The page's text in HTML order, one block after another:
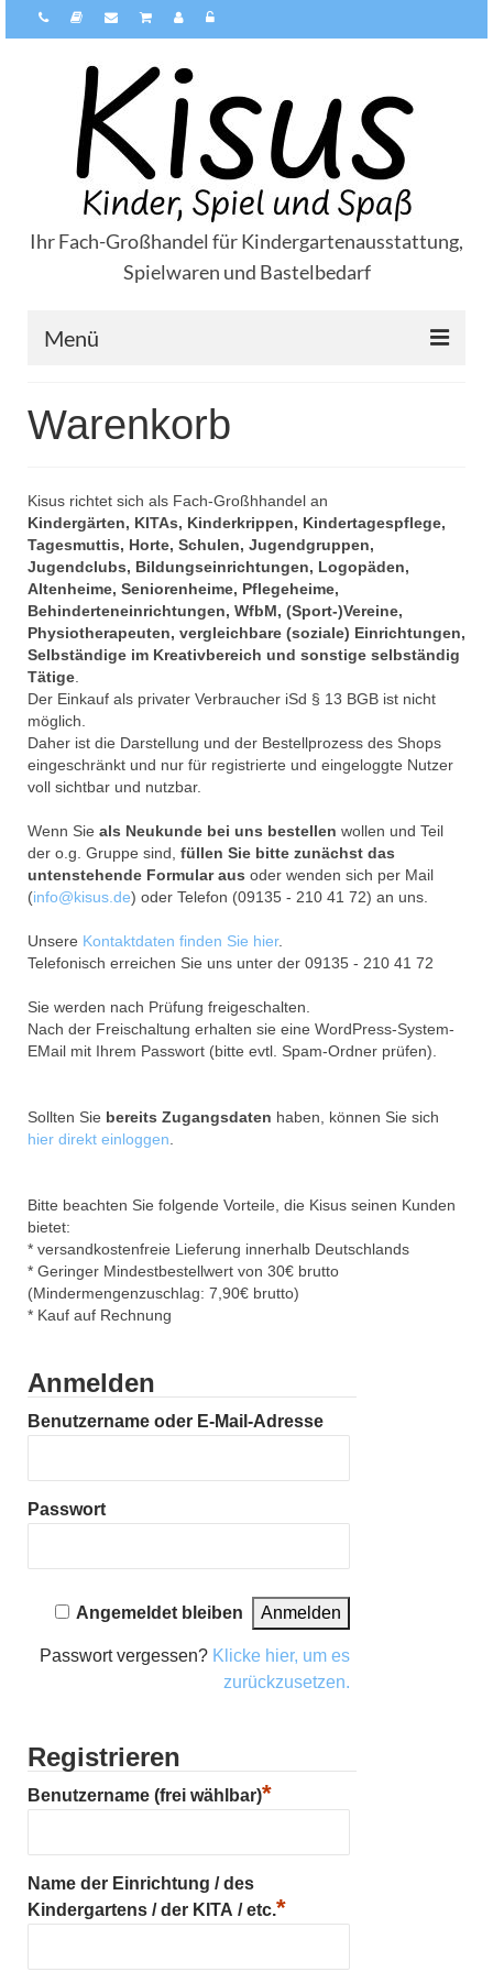
Ihr Fach-Großhandel für Kindergartenausstattung,
Spielwaren und Bastelbedarf
Menü
Zahlungsarten
Kisus Katalog anfordern
Newsletter
Kontakt
Log In / Mein Konto
Products
Warenkorb
Kisus richtet sich als Fach-Großhhandel an
Kindergärten, KITAs, Kinderkrippen, Kindertagespflege,
Tagesmuttis, Horte, Schulen, Jugendgruppen,
Jugendclubs, Bildungseinrichtungen, Logopäden,
Altenheime, Seniorenheime, Pflegeheime,
Behinderteneinrichtungen, WfbM, (Sport-)Vereine,
Physiotherapeuten, vergleichbare (soziale) Einrichtungen,
Selbständige im Kreativbereich und sonstige selbständig
Tätige
Der Einkauf als privater Verbraucher iSd § 13 BGB ist nicht
möglich.
Daher ist die Darstellung und der Bestellprozess des Shops
eingeschränkt und nur für registrierte und eingeloggte Nutzer
voll sichtbar und nutzbar.
Wenn Sie als Neukunde bei uns bestellen wollen und Teil
der o.g. Gruppe sind, füllen Sie bitte zunächst das
untenstehende Formular aus oder wenden sich per Mail
(info@kisus.de) oder Telefon (09135 - 210 41 72) an uns.
Unsere Kontaktdaten finden Sie hier.
Telefonisch erreichen Sie uns unter der 09135 - 210 41 72
Sie werden nach Prüfung freigeschalten.
Nach der Freischaltung erhalten sie eine WordPress-System-
EMail mit Ihrem Passwort (bitte evtl. Spam-Ordner prüfen).
Sollten Sie bereits Zugangsdaten haben, können Sie sich
hier direkt einloggen
Bitte beachten Sie folgende Vorteile, die Kisus seinen Kunden
bietet:
* versandkostenfreie Lieferung innerhalb Deutschlands
* Geringer Mindestbestellwert von 30€ brutto
(Mindermengenzuschlag: 7,90€ brutto)
* Kauf auf Rechnung
Anmelden
Benutzername oder E-Mail-Adresse
Passwort
Angemeldet bleiben
Passwort vergessen? Klicke hier, um es
zurückzusetzen.
Registrieren
Benutzername (frei wählbar)*
Name der Einrichtung / des
Kindergartens / der KITA / etc.*